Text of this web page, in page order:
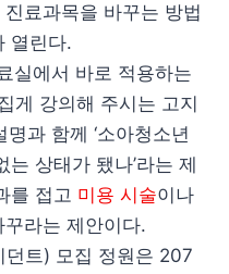
료과목을 바꾸는 방법
열린다.
실에서 바로 적용하는
게 강의해 주시는 고지
과 함께 ‘소아청소년
상태가 됐나’라는 제
를 접고 미용 시술이나
라는 제안이다.
던트) 모집 정원은 207